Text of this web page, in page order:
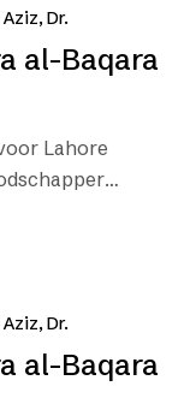
Dr.
al-Baqara
Lahore
Dr.
al-Baqara